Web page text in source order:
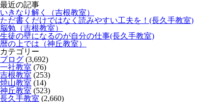
最近の記事
いきなり解く（吉根教室）
ただ書くだけではなく読みやすい工夫を！(長久手教室)
脳勉（吉根教室）
生徒の壁になるのが自分の仕事(長久手教室)
暦の上では（神丘教室）
カテゴリー
ブログ (3,692)
一社教室 (76)
吉根教室 (253)
焼山教室 (14)
神丘教室 (523)
長久手教室 (2,660)